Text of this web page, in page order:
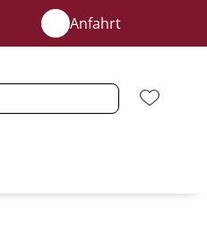
Anfahrt